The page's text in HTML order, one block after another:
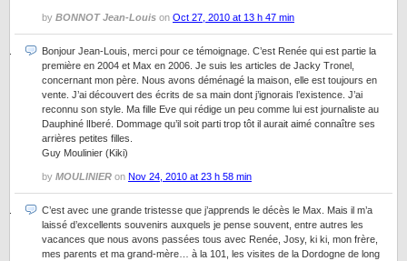
by BONNOT Jean-Louis on Oct 27, 2010 at 13 h 47 min
Bonjour Jean-Louis, merci pour ce témoignage. C’est Renée qui est partie la
première en 2004 et Max en 2006. Je suis les articles de Jacky Tronel,
concernant mon père. Nous avons déménagé la maison, elle est toujours en
vente. J’ai découvert des écrits de sa main dont j’ignorais l’existence. J’ai
reconnu son style. Ma fille Eve qui rédige un peu comme lui est journaliste au
Dauphiné lIberé. Dommage qu’il soit parti trop tôt il aurait aimé connaître ses
arrières petites filles.
Guy Moulinier (Kiki)
by MOULINIER on Nov 24, 2010 at 23 h 58 min
C’est avec une grande tristesse que j’apprends le décès le Max. Mais il m’a
laissé d’excellents souvenirs auxquels je pense souvent, entre autres les
vacances que nous avons passées tous avec Renée, Josy, ki ki, mon frère,
mes parents et ma grand-mère… à la 101, les visites de la Dordogne de long